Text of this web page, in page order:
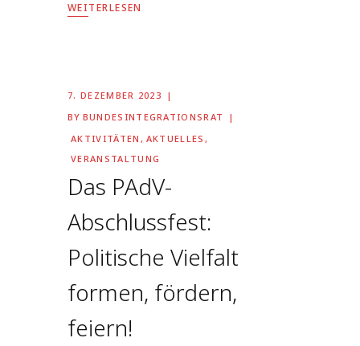
WEITERLESEN
7. DEZEMBER 2023
BY BUNDESINTEGRATIONSRAT
AKTIVITÄTEN , AKTUELLES ,
VERANSTALTUNG
Das PAdV-
Abschlussfest:
Politische Vielfalt
formen, fördern,
feiern!